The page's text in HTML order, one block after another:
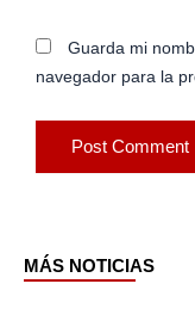
Guarda mi
navegador para la
MÁS NOTICIAS